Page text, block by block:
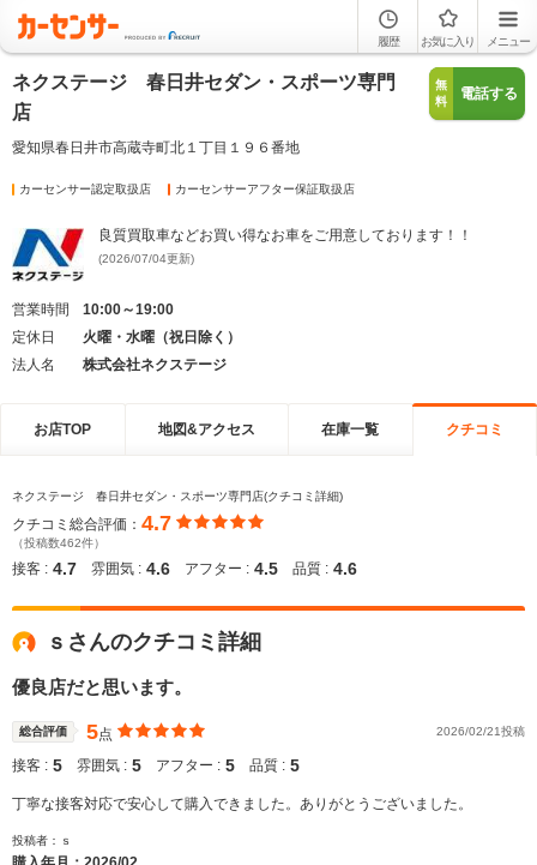
履歴 お気に入り メニュー
ネクステージ 春日井セダン・スポーツ専門
店
愛知県春日井市高蔵寺町北１丁目１９６番地
無
料
電話する
カーセンサー認定取扱店 カーセンサーアフター保証取扱店
良質買取車などお買い得なお車をご用意しております！！
(2026/07/04更新)
営業時間
10:00～19:00
定休日
火曜・水曜（祝日除く）
法人名
株式会社ネクステージ
お店TOP 地図&アクセス 在庫一覧 クチコミ
ネクステージ 春日井セダン・スポーツ専門店(クチコミ詳細)
クチコミ総合評価： 4.7
（投稿数462件）
接客 : 4.7 雰囲気 : 4.6 アフター : 4.5 品質 : 4.6
ｓさんのクチコミ詳細
優良店だと思います。
総合評価 5点 2026/02/21投稿
接客 : 5 雰囲気 : 5 アフター : 5 品質 : 5
丁寧な接客対応で安心して購入できました。ありがとうございました。
投稿者：ｓ